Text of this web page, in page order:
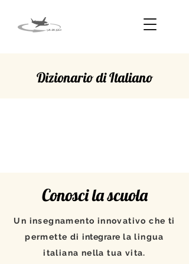
Dizionario di Italiano
Conosci la scuola
Un insegnamento innovativo che ti
permette diintegrare la lingua
italiana nella tua vita.